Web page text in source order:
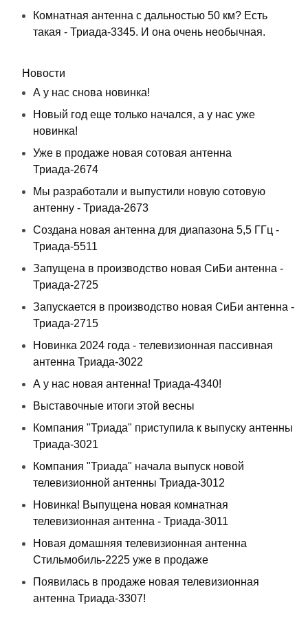
Комнатная антенна с дальностью 50 км? Есть
такая - Триада-3345. И она очень необычная.
Новости
А у нас снова новинка!
Новый год еще только начался, а у нас уже
новинка!
Уже в продаже новая сотовая антенна
Триада-2674
Мы разработали и выпустили новую сотовую
антенну - Триада-2673
Создана новая антенна для диапазона 5,5 ГГц -
Триада-5511
Запущена в производство новая СиБи антенна -
Триада-2725
Запускается в производство новая СиБи антенна -
Триада-2715
Новинка 2024 года - телевизионная пассивная
антенна Триада-3022
А у нас новая антенна! Триада-4340!
Выставочные итоги этой весны
Компания "Триада" приступила к выпуску антенны
Триада-3021
Компания "Триада" начала выпуск новой
телевизионной антенны Триада-3012
Новинка! Выпущена новая комнатная
телевизионная антенна - Триада-3011
Новая домашняя телевизионная антенна
Стильмобиль-2225 уже в продаже
Появилась в продаже новая телевизионная
антенна Триада-3307!